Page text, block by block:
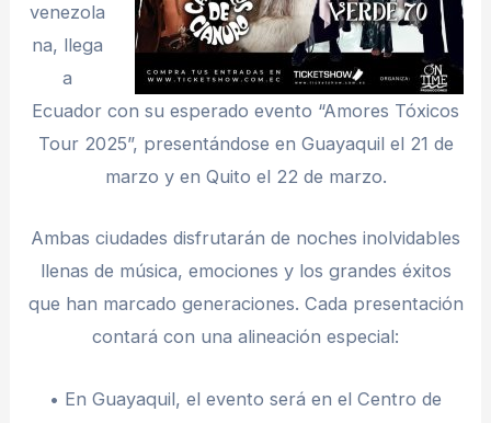
venezola
na, llega
a
Ecuador con su esperado evento “Amores Tóxicos
Tour 2025”, presentándose en Guayaquil el 21 de
marzo y en Quito el 22 de marzo.
Ambas ciudades disfrutarán de noches inolvidables
llenas de música, emociones y los grandes éxitos
que han marcado generaciones. Cada presentación
contará con una alineación especial:
• En Guayaquil, el evento será en el Centro de